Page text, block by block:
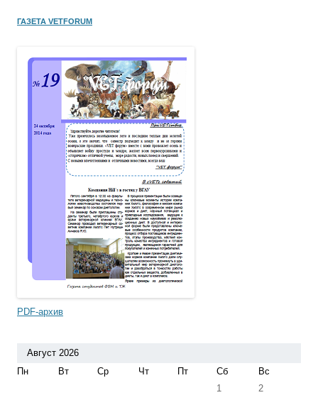
ГАЗЕТА VETFORUM
PDF-архив
Август 2026
Пн
Вт Ср Чт Пт Сб
Вс
1
2